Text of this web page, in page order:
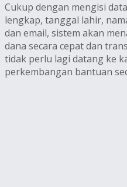
Cukup dengan mengisi
lengkap, tanggal lahir,
dan email, sistem akan
dana secara cepat dan
tidak perlu lagi datang ke
perkembangan bantuan